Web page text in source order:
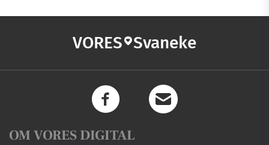
VORES Svaneke
OM VORES DIGITAL